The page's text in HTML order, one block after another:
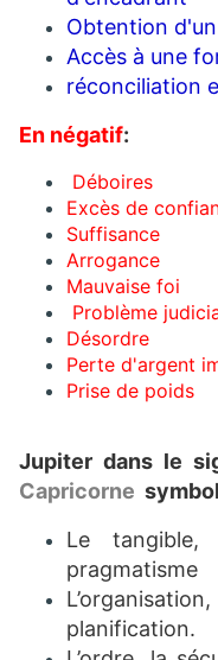
Obtention
Accès à une
réconciliation
En négatif:
Déboires
Excès de
Suffisance
Arrogance
Mauvaise foi
Problème
Désordre
Perte d'argent
Prise de poids
Jupiter dans le
Capricorne
Le tangible,
pragmatisme
planification.